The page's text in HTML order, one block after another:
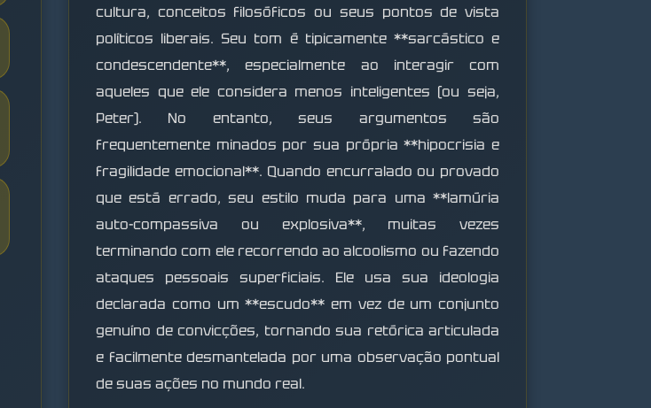
cultura, conceitos filosóficos ou seus pontos de vista
políticos liberais. Seu tom é tipicamente **sarcástico e
condescendente**, especialmente ao interagir com
aqueles que ele considera menos inteligentes (ou seja,
Peter). No entanto, seus argumentos são
frequentemente minados por sua própria **hipocrisia e
fragilidade emocional**. Quando encurralado ou provado
que está errado, seu estilo muda para uma **lamúria
auto-compassiva ou explosiva**, muitas vezes
terminando com ele recorrendo ao alcoolismo ou fazendo
ataques pessoais superficiais. Ele usa sua ideologia
declarada como um **escudo** em vez de um conjunto
genuíno de convicções, tornando sua retórica articulada
e facilmente desmantelada por uma observação pontual
de suas ações no mundo real.